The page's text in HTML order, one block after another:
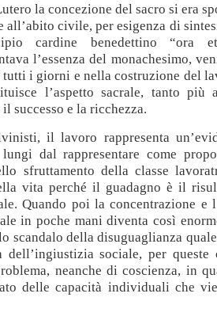
la concezione del sacro si era
all’abito civile, per esigenza di
cardine benedettino “ora
l’essenza del monachesimo,
tutti i giorni e nella costruzione del
l’aspetto sacrale, tanto più
il successo e la ricchezza.
il lavoro rappresenta
dal rappresentare come
sfruttamento della classe
vita perché il guadagno è il
Quando poi la concentrazione e
in poche mani diventa così
scandalo della disuguaglianza
dell’ingiustizia sociale, per queste
neanche di coscienza, in
delle capacità individuali che